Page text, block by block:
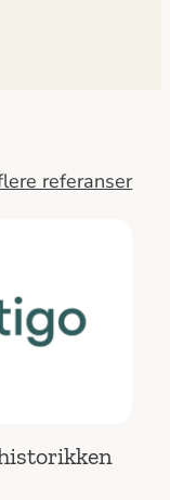
referanser